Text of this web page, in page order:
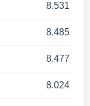
8.531
8.485
8.477
8.024